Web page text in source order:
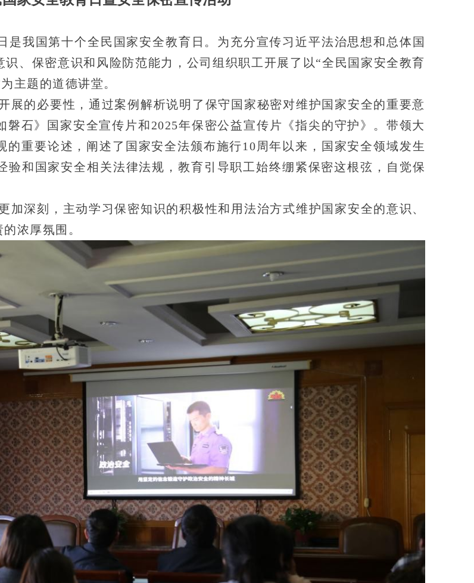
是我国第十个全民国家安全教育日。为充分宣传习近平法治思想和总体国
、保密意识和风险防范能力，公司组织职工开展了以“全民国家安全教育
主题的道德讲堂。
展的必要性，通过案例解析说明了保守国家秘密对维护国家安全的重要意
石》国家安全宣传片和2025年保密公益宣传片《指尖的守护》。带领大
重要论述，阐述了国家安全法颁布施行10周年以来，国家安全领域发生
和国家安全相关法律法规，教育引导职工始终绷紧保密这根弦，自觉保
深刻，主动学习保密知识的积极性和用法治方式维护国家安全的意识、
浓厚氛围。